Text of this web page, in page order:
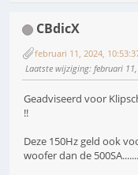
CBdicX
februari 11, 2024,
Laatste wijziging: februari
Geadviseerd voor
!!
Deze 150Hz geld ook
woofer dan de 500SA.......